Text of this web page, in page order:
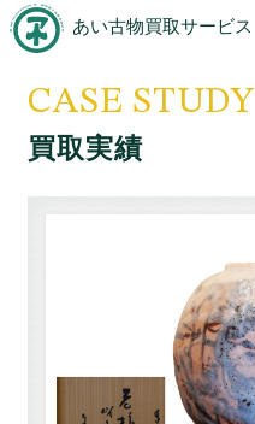
あい古物買取サービス
CASE STUDY
買取実績